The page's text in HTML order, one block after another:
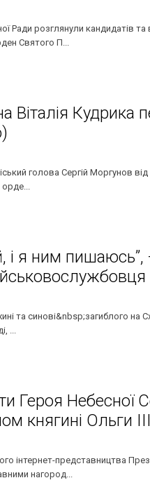
Ради розглянули кандидатів та
Святого П...
Віталія Кудрика
голова Сергій Моргунов
орде...
і я ним
та синові&nbsp;загиблого
...
Героя Небесної
княгині Ольги
інтернет-представництва
нагород...